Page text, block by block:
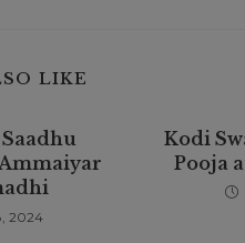
LIKE
2024
Kodi
Pooja